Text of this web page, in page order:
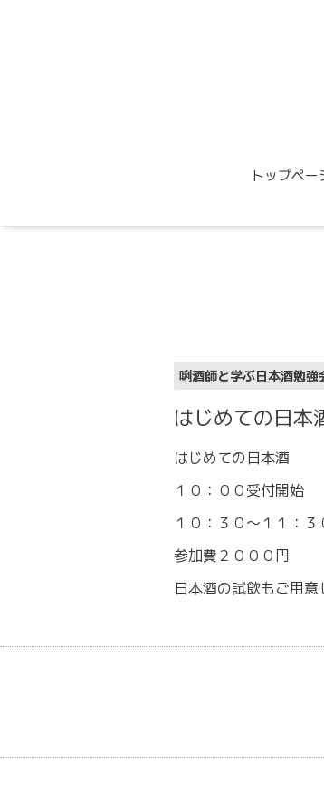
トップペー
唎酒師と学ぶ日本酒勉強
はじめての日本
はじめての日本酒
１０：００受付開始
１０：３０～１１：３
参加費２０００円
日本酒の試飲もご用意